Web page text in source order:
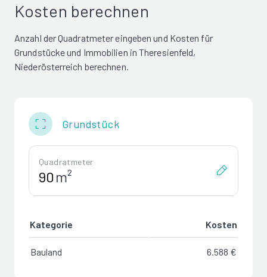
Kosten berechnen
Anzahl der Quadratmeter eingeben und Kosten für
Grundstücke und Immobilien in Theresienfeld,
Niederösterreich berechnen.
Grundstück
Quadratmeter
m²
Kategorie Kosten
Bauland 6.588 €